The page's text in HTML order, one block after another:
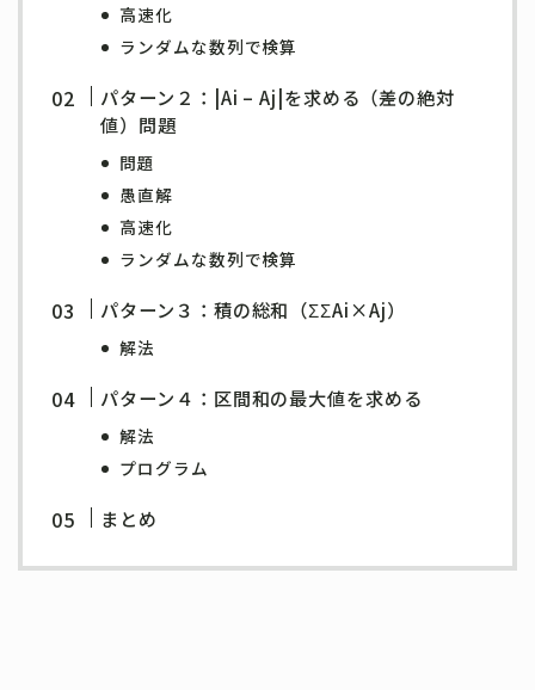
高速化
ランダムな数列で検算
パターン２：|Ai – Aj|を求める（差の絶対
値）問題
問題
愚直解
高速化
ランダムな数列で検算
パターン３：積の総和（ΣΣAi×Aj）
解法
パターン４：区間和の最大値を求める
解法
プログラム
まとめ